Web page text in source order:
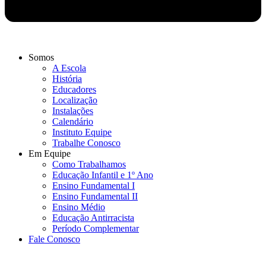
Somos
A Escola
História
Educadores
Localização
Instalações
Calendário
Instituto Equipe
Trabalhe Conosco
Em Equipe
Como Trabalhamos
Educação Infantil e 1º Ano
Ensino Fundamental I
Ensino Fundamental II
Ensino Médio
Educação Antirracista
Período Complementar
Fale Conosco